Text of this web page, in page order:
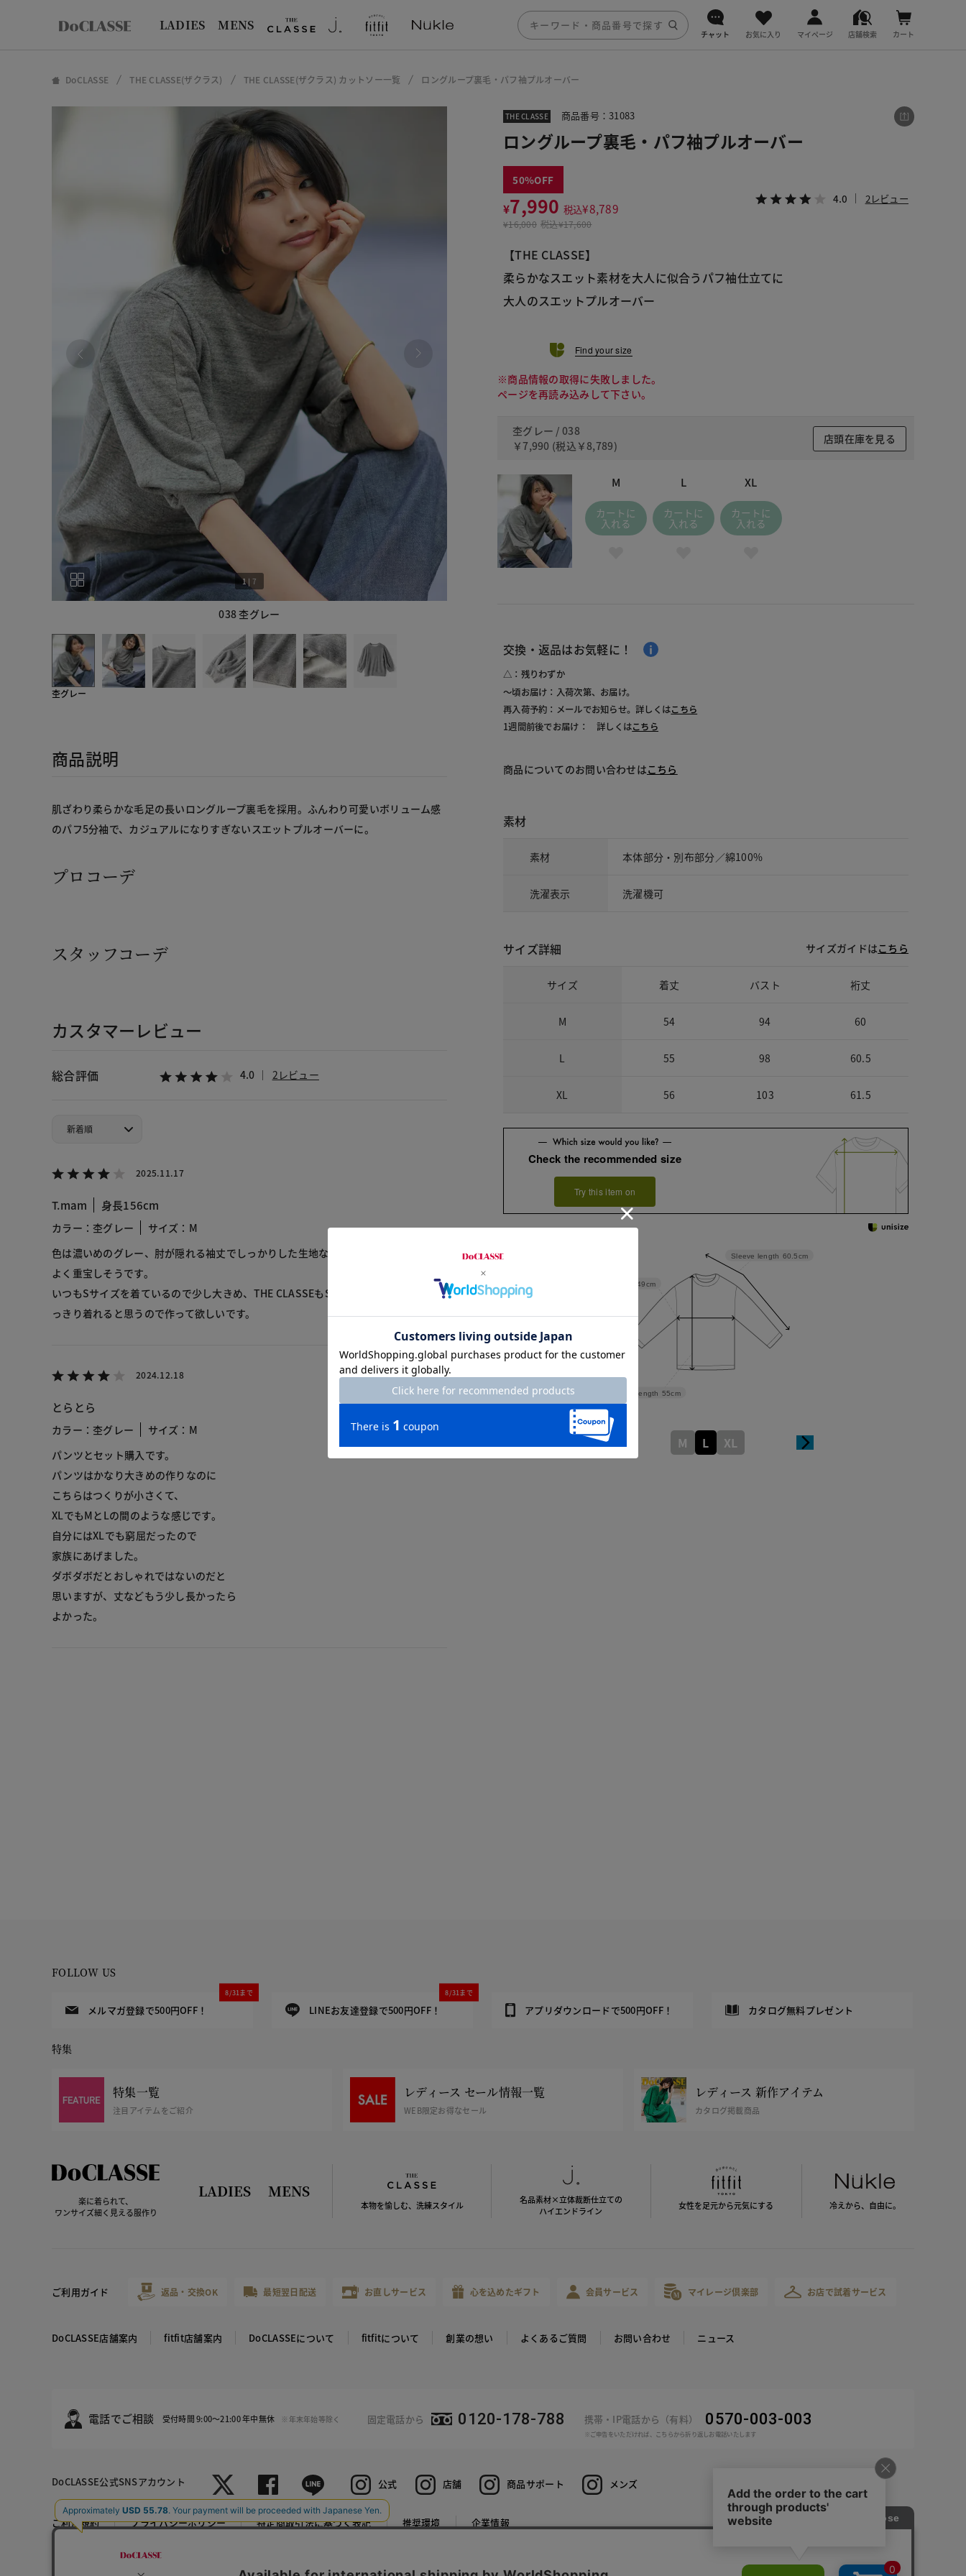
LADIES MENS
チャット お気に入り マイページ 店舗検索 カート
DoCLASSE THE CLASSE(ザクラス) THE CLASSE(ザクラス) カットソー一覧 ロングループ裏毛・パフ袖プルオーバー
038 杢グレー
1 | 7
杢グレー
杢グレー
商品説明
肌ざわり柔らかな毛足の長いロングループ裏毛を採用。ふんわり可愛いボリューム感
のパフ5分袖で、カジュアルになりすぎないスエットプルオーバーに。
プロコーデ
スタッフコーデ
カスタマーレビュー
総合評価 4.0 2レビュー
2025.11.17
T.mam 身長156cm
カラー：杢グレー
サイズ：M
色は濃いめのグレー、肘が隠れる袖丈でしっかりした生地なので、中間の季節に丁度
よく重宝しそうです。
いつもSサイズを着ているので少し大きめ、THE CLASSEもSサイズがあるともっとす
っきり着れると思うので作って欲しいです。
2024.12.18
とらとら
カラー：杢グレー
サイズ：M
パンツとセット購入です。
パンツはかなり大きめの作りなのに
こちらはつくりが小さくて、
XLでもMとLの間のような感じです。
自分にはXLでも窮屈だったので
家族にあげました。
ダボダボだとおしゃれではないのだと
思いますが、丈などもう少し長かったら
よかった。
THE CLASSE 商品番号：31083
ロングループ裏毛・パフ袖プルオーバー
50
¥7,990 税込¥8,789
¥16,000 税込¥17,600
4.0 2レビュー
【THE CLASSE】
柔らかなスエット素材を大人に似合うパフ袖仕立てに
大人のスエットプルオーバー
Find your size
※商品情報の取得に失敗しました。
ページを再読み込みして下さい。
杢グレー / 038
￥7,990 (税込 ￥8,789)
店頭在庫を見る
M
カートに
入れる
L
カートに
入れる
XL
カートに
入れる
交換・返品はお気軽に！
△：残りわずか
～頃お届け：入荷次第、お届け。
再入荷予約：メールでお知らせ。詳しくはこちら
1週間前後でお届け： 詳しくはこちら
商品についてのお問い合わせはこちら
素材
素材 本体部分・別布部分／綿100%
洗濯表示 洗濯機可
サイズ詳細 サイズガイドはこちら
サイズ 着丈 バスト 裄丈
M 54 94 60
L 55 98 60.5
XL 56 103 61.5
Check the recommended size
Try this item on
Sleeve length 60.5cm
Length 55cm
49cm
M L XL
FOLLOW US
メルマガ登録で500円OFF！
8/31まで
LINEお友達登録で500円OFF！
8/31まで
アプリダウンロードで500円OFF！ カタログ無料プレゼント
特集
特集一覧
注目アイテムをご紹介
レディース セール情報一覧
WEB限定お得なセール
レディース 新作アイテム
カタログ掲載商品
楽に着られて、
ワンサイズ細く見える服作り
LADIES MENS
本物を愉しむ、洗練スタイル
名品素材×立体裁断仕立ての
ハイエンドライン
女性を足元から元気にする 冷えから、 自由に。
ご利用ガイド 返品・交換OK 最短翌日配送 お直しサービス 心を込めたギフト 会員サービス マイレージ倶楽部 お店で試着サービス
DoCLASSE店舗案内 fitfit店舗案内 DoCLASSEについて fitfitについて 創業の想い よくあるご質問 お問い合わせ ニュース
電話でご相談 受付時間 9:00～21:00 年中無休 ※年末年始等除く 固定電話から 0120-178-788 携帯・IP電話から（有料） 0570-003-003
※ご申告をいただければ、こちらから折り返しお電話いたします
DoCLASSE公式SNSアカウント 公式 店舗 商品サポート メンズ
ご利用規約 プライバシーポリシー 特定商取引法に基づく表記 推奨環境 企業情報 COPYRIGHT © DoCLASSE ALL RIGHTS RESERVED.